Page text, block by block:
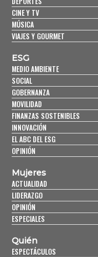
CINE Y TV
MÚSICA
VIAJES Y GOURMET
ESG
MEDIO AMBIENTE
SOCIAL
GOBERNANZA
MOVILIDAD
FINANZAS SOSTENIBLES
INNOVACIÓN
EL ABC DEL ESG
OPINIÓN
Mujeres
ACTUALIDAD
LIDERAZGO
OPINIÓN
ESPECIALES
Quién
ESPECTÁCULOS